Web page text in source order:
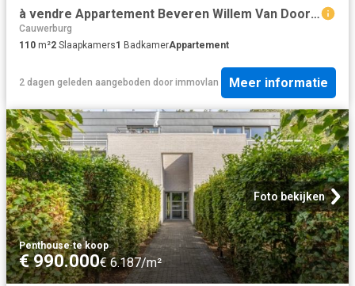
à vendre Appartement Beveren Willem Van Doornyckstraat
Cauwerburg
110 m²2 Slaapkamers1 BadkamerAppartement
2 dagen geleden aangeboden door immovlan Meer informatie
Foto bekijken
Penthouse·te koop
€ 990.000€ 6.187/m²